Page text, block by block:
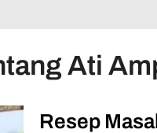
Ati
Resep